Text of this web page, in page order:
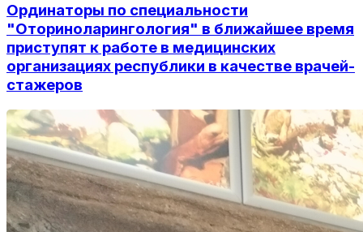
Ординаторы по специальности
"Оториноларингология" в ближайшее время
приступят к работе в медицинских
организациях республики в качестве врачей-
стажеров